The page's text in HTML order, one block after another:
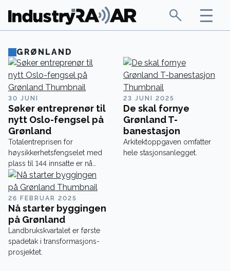
GRØNLAND
30 JUNI
Søker entreprenør til
nytt Oslo-fengsel på
Grønland
Totalentreprisen for
høysikkerhetsfengselet med
plass til 144 innsatte er nå
utlyst.
23 JUNI 2025
De skal fornye
Grønland T-
banestasjon
Arkitektoppgaven omfatter
hele stasjonsanlegget.
26 FEBRUAR 2025
Nå starter byggingen
på Grønland
Landbrukskvartalet er første
spadetak i transformasjons-
prosjektet.